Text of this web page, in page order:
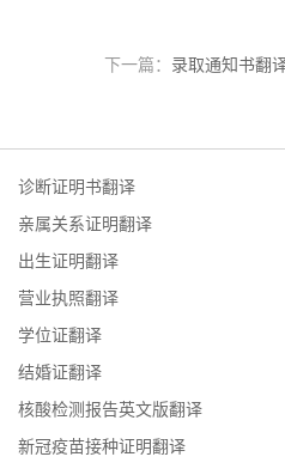
下一篇： 录取通知书翻
诊断证明书翻译
亲属关系证明翻译
出生证明翻译
营业执照翻译
学位证翻译
结婚证翻译
核酸检测报告英文版翻译
新冠疫苗接种证明翻译